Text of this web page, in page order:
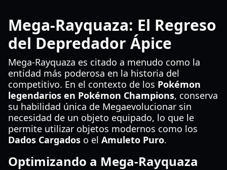
Mega-Rayquaza: El Regreso
del Depredador Ápice
Mega-Rayquaza es citado a menudo como la
entidad más poderosa en la historia del
competitivo. En el contexto de los Pokémon
legendarios en Pokémon Champions, conserva
su habilidad única de Megaevolucionar sin
necesidad de un objeto equipado, lo que le
permite utilizar objetos modernos como los
Dados Cargados o el Amuleto Puro.
Optimizando a Mega-Rayquaza